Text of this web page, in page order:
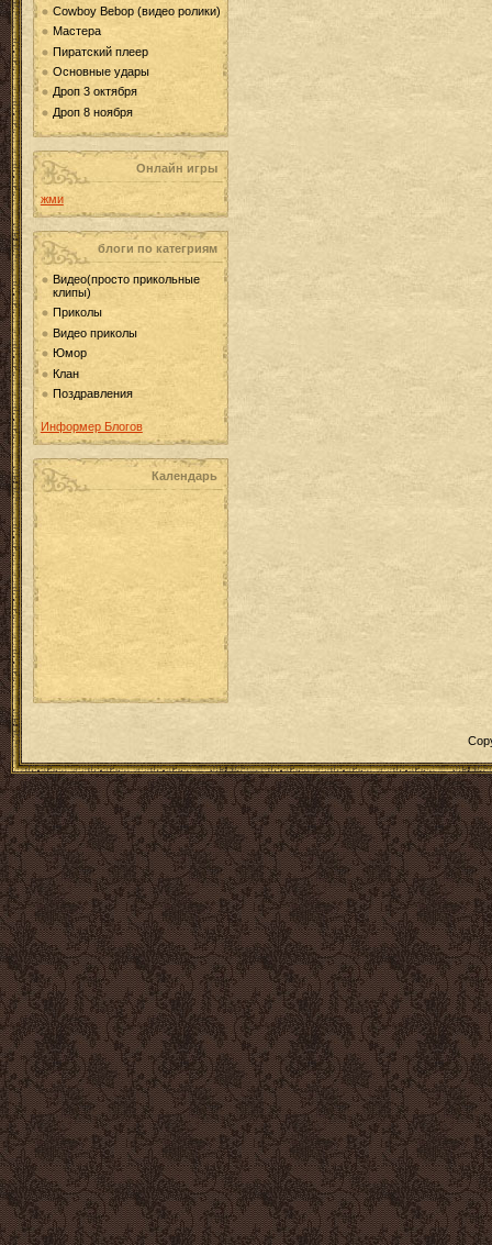
Cowboy Bebop (видео ролики)
Мастера
Пиратский плеер
Основные удары
Дроп 3 октября
Дроп 8 ноября
Онлайн игры
жми
блоги по категриям
Видео(просто прикольные
клипы)
Приколы
Видео приколы
Юмор
Клан
Поздравления
Информер Блогов
Календарь